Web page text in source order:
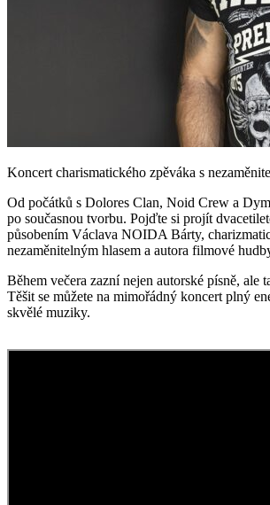
Koncert charismatického zpěváka s
Od počátků s Dolores Clan, Noid Crew a
po současnou tvorbu. Pojďte si projít
působením Václava NOIDA Bárty,
nezaměnitelným hlasem a autora filmové
Během večera zazní nejen autorské písně, ale
Těšit se můžete na mimořádný koncert plný
skvělé muziky.